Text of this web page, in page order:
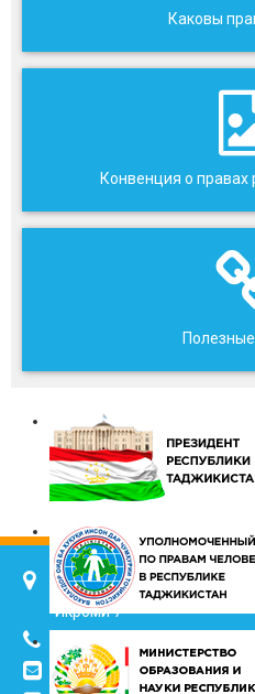
Каковы
Конвенция о правах
734025, г. Душанбе, улица
Икроми 7
(+992 37) 2217352
info@vhk.tj